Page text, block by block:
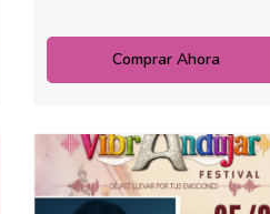
Comprar Ahora